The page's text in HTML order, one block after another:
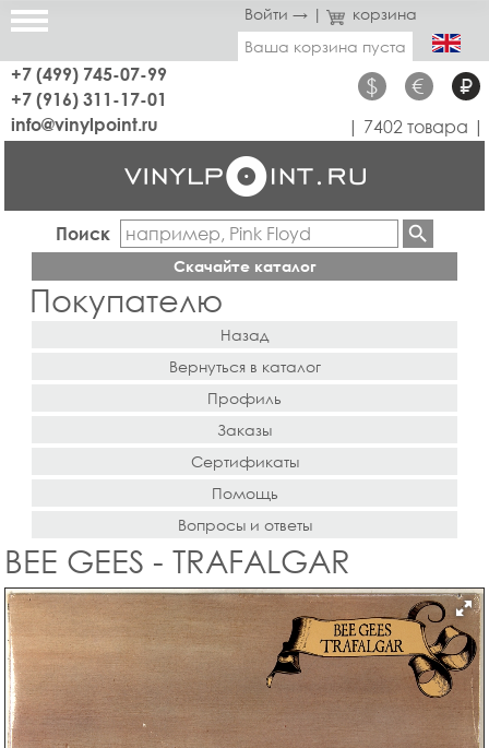
Войти → |
корзина
Ваша корзина пуста
+7 (499) 745-07-99
+7 (916) 311-17-01
$ € ₽
info@vinylpoint.ru | 7402 товара |
Поиск
Скачайте каталог
Покупателю
Назад
Вернуться в каталог
Профиль
Заказы
Сертификаты
Помощь
Вопросы и ответы
BEE GEES - TRAFALGAR